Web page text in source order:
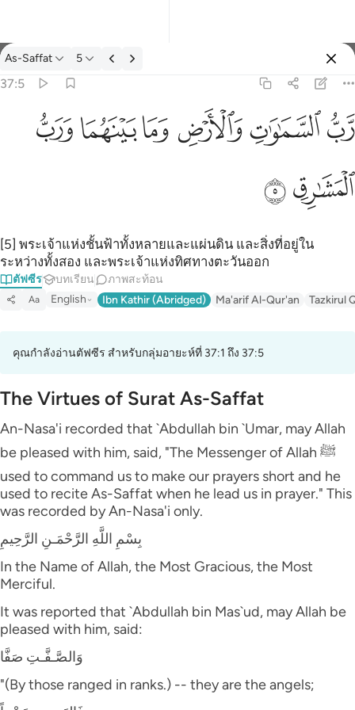
ตัฟซีร: As-Saffat 37:5
As-Saffat 5
37:5
رب السماوات والارض وما بينهما ورب المشارق ٥
رَّبُّ ٱلسَّمَـٰوَٰتِ وَٱلْأَرْضِ وَمَا بَيْنَهُمَا وَرَبُّ ٱلْمَشَـٰرِقِ ٥
ﱎﱏﱐ ﱑﱒﱓ
ﱔﱕ
[5] พระเจ้าแห่งชั้นฟ้าทั้งหลายและแผ่นดิน และสิ่งที่อยู่ใน
ระหว่างทั้งสอง และพระเจ้าแห่งทิศทางตะวันออก
ตัฟซีร บทเรียน ภาพสะท้อน
Aa English Ibn Kathir (Abridged) Ma'arif Al-Qur'an Tazkirul
คุณกำลังอ่านตัฟซีร สำหรับกลุ่มอายะห์ที่ 37:1 ถึง 37:5
The Virtues of Surat As-Saffat
An-Nasa'i recorded that `Abdullah bin `Umar, may Allah
be pleased with him, said, "The Messenger of Allah ﷺ
used to command us to make our prayers short and he
used to recite As-Saffat when he lead us in prayer." This
was recorded by An-Nasa'i only.
بِسْمِ اللَّهِ الرَّحْمَـنِ الرَّحِيمِ
In the Name of Allah, the Most Gracious, the Most
Merciful.
It was reported that `Abdullah bin Mas`ud, may Allah be
pleased with him, said:
وَالصَّـفَّـتِ صَفَّا
"(By those ranged in ranks.) -- they are the angels;